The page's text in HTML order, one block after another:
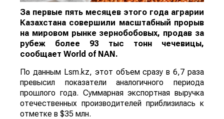
За первые пять месяцев этого года аграрии
Казахстана совершили масштабный прорыв
на мировом рынке зернобобовых, продав за
рубеж более 93 тыс тонн чечевицы,
сообщает World of NAN.
По данным Lsm.kz, этот объем сразу в 6,7 раза
превысил показатели аналогичного периода
прошлого года. Суммарная экспортная выручка
отечественных производителей приблизилась к
отметке в $35 млн.